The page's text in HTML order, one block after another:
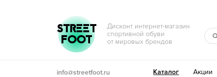
Перейти к навигации
Перейти к содержимому
STREET
FOOT
Дисконт интернет-магазин
спортивной обуви
от мировых брендов
info@streetfoot.ru Каталог Акции